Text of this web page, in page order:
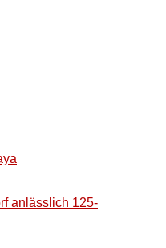
anlässlich 125-